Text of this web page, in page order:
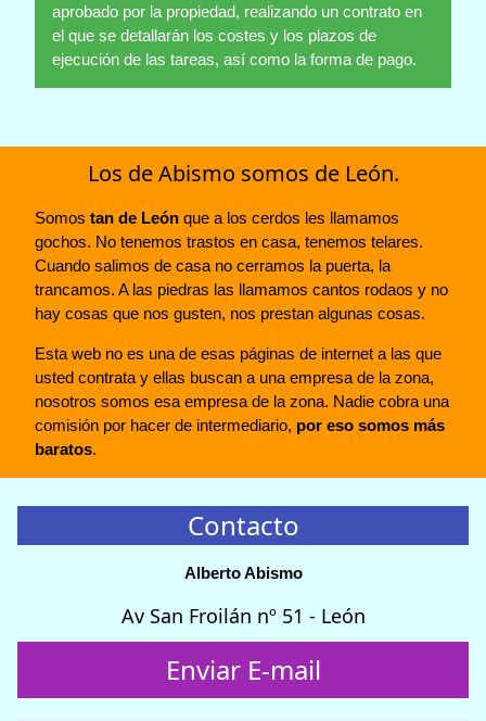
aprobado por la propiedad, realizando un contrato en
el que se detallarán los costes y los plazos de
ejecución de las tareas, así como la forma de pago.
Los de Abismo somos de León.
Somos tan de León que a los cerdos les llamamos
gochos. No tenemos trastos en casa, tenemos telares.
Cuando salimos de casa no cerramos la puerta, la
trancamos. A las piedras las llamamos cantos rodaos y no
hay cosas que nos gusten, nos prestan algunas cosas.
Esta web no es una de esas páginas de internet a las que
usted contrata y ellas buscan a una empresa de la zona,
nosotros somos esa empresa de la zona. Nadie cobra una
comisión por hacer de intermediario, por eso somos más
baratos.
Contacto
Alberto Abismo
Av San Froilán nº 51 - León
Enviar E-mail